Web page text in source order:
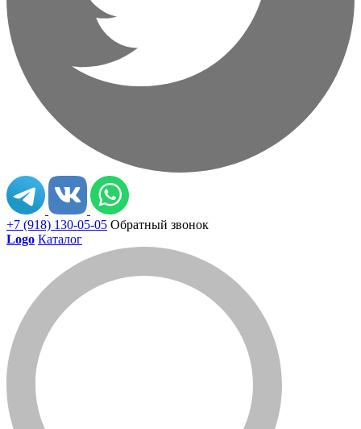
+7 (918) 130-05-05 Обратный звонок
Logo Каталог